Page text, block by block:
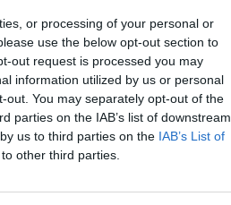
or processing of your personal or
use the below opt-out section to
out request is processed you may
information utilized by us or personal
You may separately opt-out of the
parties on the IAB’s list of downstream
us to third parties on the IAB’s List of
other third parties.